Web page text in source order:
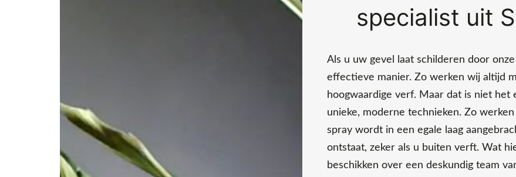
specialist uit
Als u uw gevel laat schilderen door
effectieve manier. Zo werken wij altijd
hoogwaardige verf. Maar dat is niet
unieke, moderne technieken. Zo
spray wordt in een egale laag
ontstaat, zeker als u buiten verft. Wat
beschikken over een deskundig team